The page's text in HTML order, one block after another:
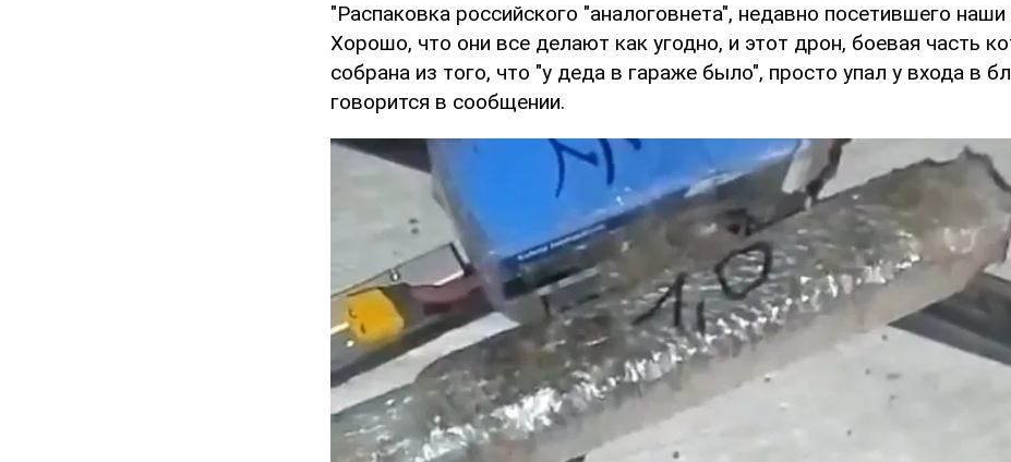
"Распаковка российского "аналоговнета", недавно посетившего наши
Хорошо, что они все делают как угодно, и этот дрон, боевая часть
собрана из того, что "у деда в гараже было", просто упал у входа в
говорится в сообщении.